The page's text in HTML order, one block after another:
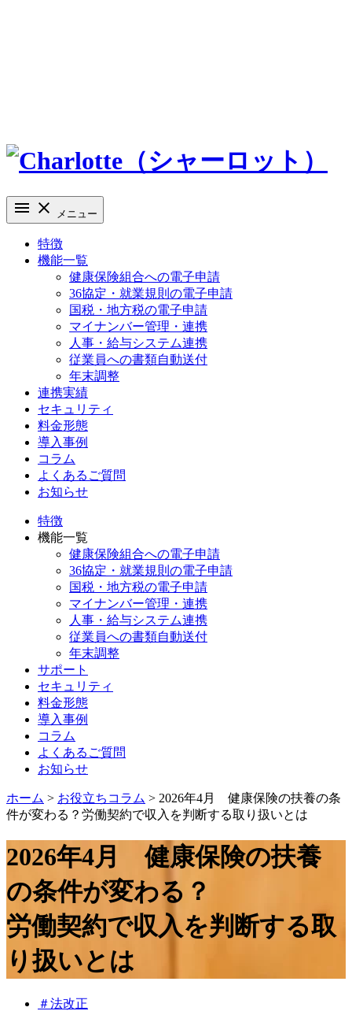
メニュー
特徴
機能一覧
健康保険組合への電子申請
36協定・就業規則の電子申請
国税・地方税の電子申請
マイナンバー管理・連携
人事・給与システム連携
従業員への書類自動送付
年末調整
連携実績
セキュリティ
料金形態
導入事例
コラム
よくあるご質問
お知らせ
特徴
機能一覧
健康保険組合への電子申請
36協定・就業規則の電子申請
国税・地方税の電子申請
マイナンバー管理・連携
人事・給与システム連携
従業員への書類自動送付
年末調整
サポート
セキュリティ
料金形態
導入事例
コラム
よくあるご質問
お知らせ
ホーム > お役立ちコラム > 2026年4月 健康保険の扶養の条
件が変わる？労働契約で収入を判断する取り扱いとは
2026年4月 健康保険の扶養
の条件が変わる？
労働契約で収入を判断する取
り扱いとは
＃法改正